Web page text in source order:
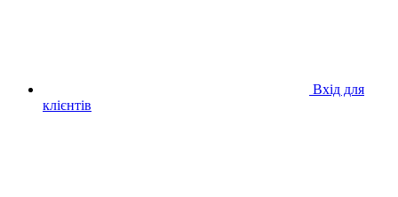
Вхід для
клієнтів